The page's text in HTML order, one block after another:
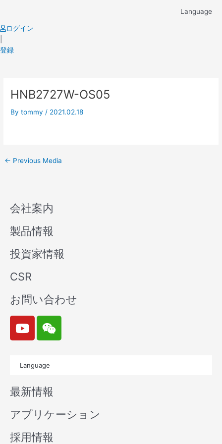
content
Language
ログイン
登録
HNB2727W-OS05
Bytommy / 2021.02.18
navigation
← Previous Media
会社案内
製品情報
投資家情報
CSR
お問い合わせ
Y
o
u
b
e
W
e
i
n
Language
最新情報
アプリケーション
採用情報